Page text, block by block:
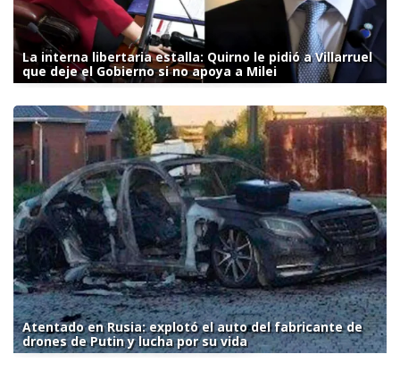
La interna libertaria estalla: Quirno le pidió a Villarruel
que deje el Gobierno si no apoya a Milei
Atentado en Rusia: explotó el auto del fabricante de
drones de Putin y lucha por su vida